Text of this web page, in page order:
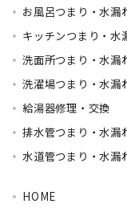
お風呂つまり・水漏
キッチンつまり・水
洗面所つまり・水漏
洗濯場つまり・水漏
給湯器修理・交換
排水管つまり・水漏
水道管つまり・水漏
HOME